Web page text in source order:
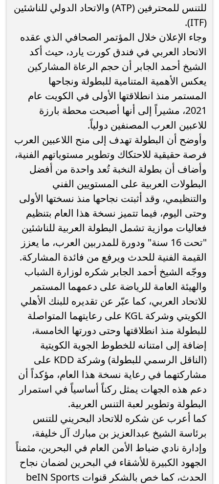
للتنس للمحترفين (ATP) والاتحاد الدولي للناشئين
(ITF).
وجاء الإعلان خلال المؤتمر الصحافي الذي عقده
الاتحاد العربي في فندق كورت يارد، حيث أكد
الشيخ أحمد الجابر أن حجم الرعاة المشاركين
يعكس الأهمية المتنامية للبطولة ونجاحها
المستمر منذ انطلاقتها الأولى في الكويت عام
2021، مشيراً إلى أنها أصبحت محطة بارزة
للاعبين العرب المصنفين دولياً.
وأوضح أن البطولة تهدف إلى منح اللاعبين العرب
فرصة حقيقية للاحتكاك وتطوير مستوياتهم الفنية،
وأضاف أن بطولة النخبة تُعد واحدة من أفضل
البطولات العربية على المستويين الفني
والتنظيمي، وقد أثبتت نجاحها منذ نسختها الأولى
وحتى اليوم، فيما تتميز نسخة هذا العام بتنظيم
فعاليات موازية تشمل البطولة العربية للناشئين
"تحت 16 سنة" ودورة للمدربين العرب، ما يعزز
القيمة الفنية للحدث ويرفع من فائدة المشاركة.
ووجّه الشيخ أحمد الجابر شكره لوزارة الشباب
والهيئة العامة للرياضة على دعمهما المستمر
للاتحاد العربي، كما عبّر عن تقديره للبنك الأهلي
الكويتي وشركة KGL على رعايتهما المتواصلة
للبطولة منذ انطلاقتها وحتى دورتها الخامسة،
إضافة إلى امتنانه للخطوط الجوية الكويتية
(الناقل الرسمي للبطولة) وشركة KDD على
مشاركتهما في رعاية نسخة هذا العام، مؤكداً أن
دعم هذه الجهات يمثل ركناً أساسياً في استمرار
البطولة وتطوير لعبة التنس العربية.
كما أعرب عن شكره للاتحاد البحريني للتنس
برئاسة الشيخ عبدالعزيز بن مبارك آل خليفة،
وإدارة نادي ضباط الأمن العام في البحرين، مثمناً
الجهود الكبيرة للأشقاء في البحرين لضمان نجاح
الحدث، كما خص بالشكر قنوات beIN Sports